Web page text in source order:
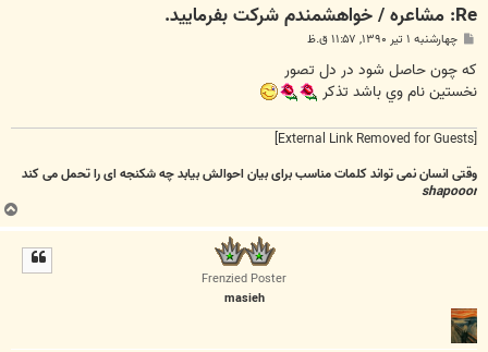
Re: مشاعره / خواهشمندم شرکت بفرماييد.
پ
ت
چهارشنبه ۱ تیر ۱۳۹۰, ۱۱:۵۷ ق.ظ
كه چون حاصل شود در دل تصور
نخستين نام وي باشد تذكر
وقتی انسان نمی تواند کلمات مناسب برای بیان احوالش بیابد چه شکنجه ای را تحمل می کند
shapooor
ب
ا
Frenzied Poster
masieh